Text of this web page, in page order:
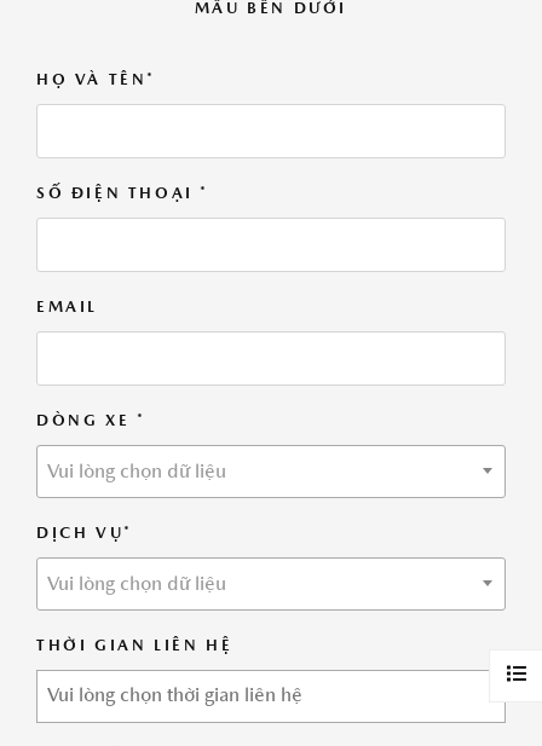
MẪU BÊN DƯỚI
HỌ VÀ TÊN*
SỐ ĐIỆN THOẠI *
EMAIL
DÒNG XE *
Vui lòng chọn dữ liệu
DỊCH VỤ*
Vui lòng chọn dữ liệu
THỜI GIAN LIÊN HỆ